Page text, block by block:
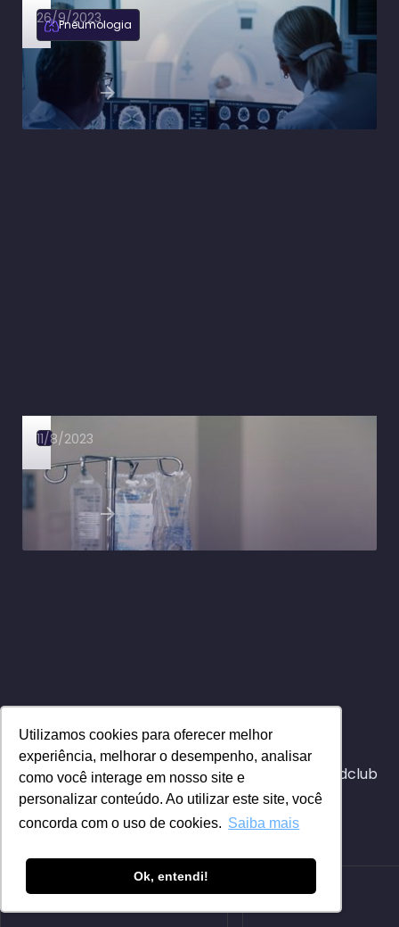
Utilizamos cookies para oferecer melhor
experiência, melhorar o desempenho, analisar
como você interage em nosso site e
personalizar conteúdo. Ao utilizar este site, você
concorda com o uso de cookies. Saiba mais
Ok, entendi!
Pneumologia
26/9/2023
Quando solicitar o contraste na tomografia de
tórax?
11/8/2023
Fluidoterapia no choque séptico: liberal ou
conservadora?
Ler artigo
Aulas relacionadas
Assista nossas aulas de Endocrinologia no medclub
Acesse grátis